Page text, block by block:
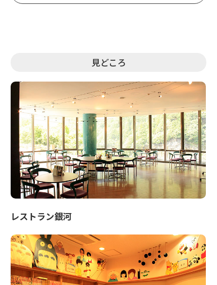
見どころ
レストラン銀河